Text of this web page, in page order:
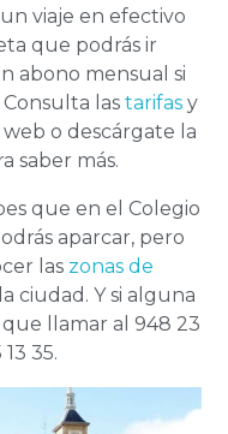
viaje en efectivo
que podrás ir
abono mensual si
Consulta las tarifasy
o descárgate la
saber más.
que en el Colegio
aparcar, pero
las zonas de
ciudad. Y si alguna
que llamar al 948 23
35.